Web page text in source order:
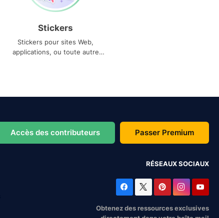
Stickers
Stickers pour sites Web,
applications, ou toute autre
Accès des contributeurs Passer Premium
RÉSEAUX SOCIAUX
Obtenez des ressources exclusives